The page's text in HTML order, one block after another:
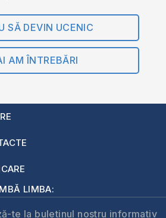
SĂ DEVIN UCENIC
AM ÎNTREBĂRI
LIMBA:
te la buletinul nostru informativ